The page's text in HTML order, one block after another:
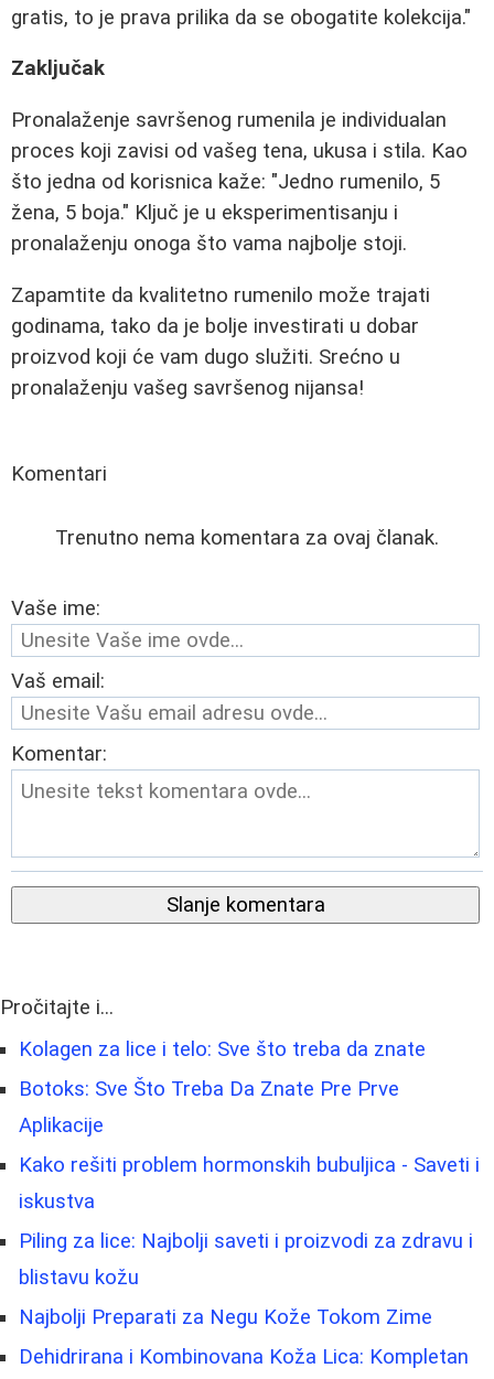
gratis, to je prava prilika da se obogatite kolekcija."
Zaključak
Pronalaženje savršenog rumenila je individualan
proces koji zavisi od vašeg tena, ukusa i stila. Kao
što jedna od korisnica kaže: "Jedno rumenilo, 5
žena, 5 boja." Ključ je u eksperimentisanju i
pronalaženju onoga što vama najbolje stoji.
Zapamtite da kvalitetno rumenilo može trajati
godinama, tako da je bolje investirati u dobar
proizvod koji će vam dugo služiti. Srećno u
pronalaženju vašeg savršenog nijansa!
Komentari
Trenutno nema komentara za ovaj članak.
Vaše ime:
Vaš email:
Komentar:
Slanje komentara
Pročitajte i...
Kolagen za lice i telo: Sve što treba da znate
Botoks: Sve Što Treba Da Znate Pre Prve
Aplikacije
Kako rešiti problem hormonskih bubuljica - Saveti i
iskustva
Piling za lice: Najbolji saveti i proizvodi za zdravu i
blistavu kožu
Najbolji Preparati za Negu Kože Tokom Zime
Dehidrirana i Kombinovana Koža Lica: Kompletan